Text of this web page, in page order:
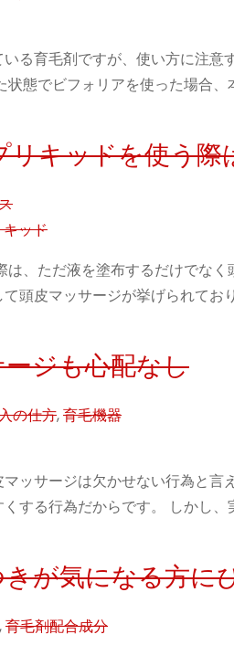
る育毛剤ですが、使い方に注
態でビフォリアを使った場合、
キッドを使う際
ッド
、ただ液を塗布するだけでな
頭皮マッサージが挙げられてお
ジも心配なし
の仕方,育毛機器
ッサージは欠かせない行為と
する行為だからです。 しかし、
が気になる方に
,育毛剤配合成分